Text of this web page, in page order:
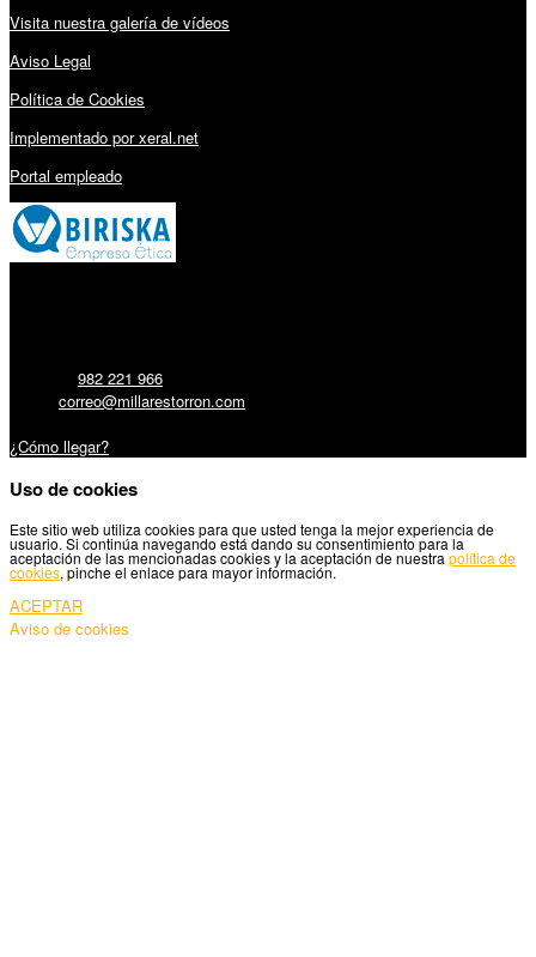
Visita nuestra galería de vídeos
Aviso Legal
Política de Cookies
Implementado por xeral.net
Portal empleado
982 221 966
correo@millarestorron.com
¿Cómo llegar?
Uso de cookies
Este sitio web utiliza cookies para que usted tenga la mejor experiencia de
usuario. Si continúa navegando está dando su consentimiento para la
aceptación de las mencionadas cookies y la aceptación de nuestra política de
cookies, pinche el enlace para mayor información.
ACEPTAR
Aviso de cookies